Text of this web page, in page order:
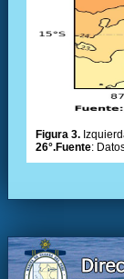
Figura 3.
26°.Fuente: